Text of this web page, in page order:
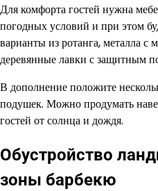
Для комфорта гостей нужна
погодных условий и при этом
варианты из ротанга, металла
деревянные лавки с защитным
В дополнение положите
подушек. Можно продумать
гостей от солнца и дождя.
Обустройство
зоны барбекю